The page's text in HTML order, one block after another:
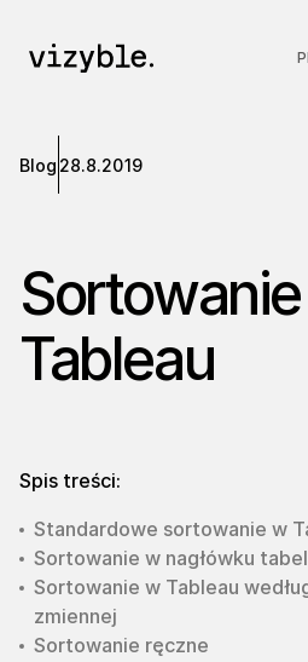
Blog 28.8.2019
Tableau
Spis treści:
Standardowe sortowanie w
Sortowanie w nagłówku
Sortowanie w Tableau
zmiennej
Sortowanie ręczne